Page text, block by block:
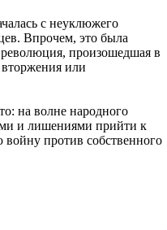
с неуклюжего
Впрочем, это была
революция, произошедшая в
или
на волне народного
и лишениями прийти к
войну против собственного